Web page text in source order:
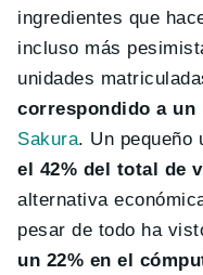
ingredientes que
incluso más
unidades
correspondido a un
Sakura. Un pequeño
el 42% del total de
alternativa
pesar de todo ha
un 22% en el